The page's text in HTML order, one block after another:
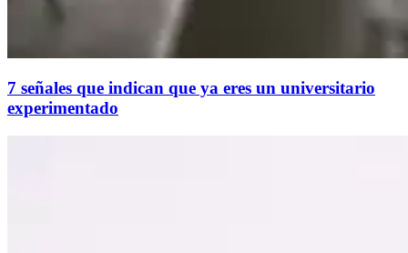
7 señales que indican que ya eres un universitario
experimentado